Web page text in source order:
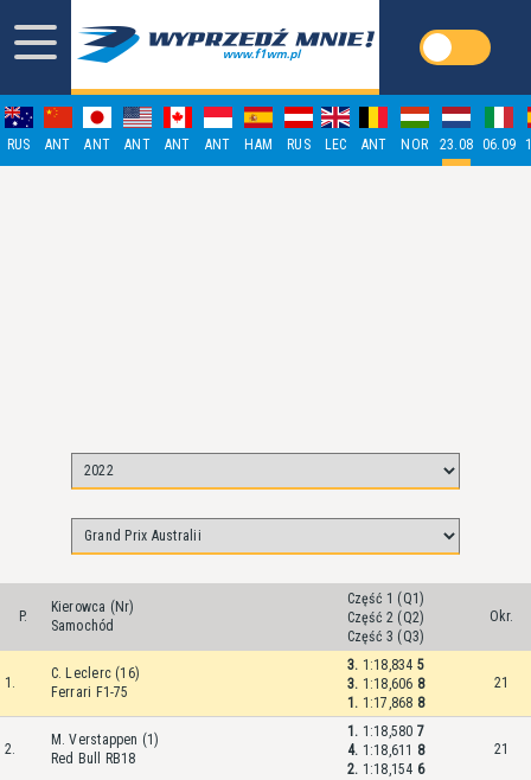
RUS ANT ANT ANT ANT ANT HAM RUS LEC ANT NOR 23.08 06.09
P.
Kierowca (Nr)
Samochód
Część 1 (Q1)
Część 2 (Q2)
Część 3 (Q3)
Okr.
1.
C. Leclerc (16)
Ferrari F1-75
3. 1:18,834 5
3. 1:18,606 8
1. 1:17,868 8
21
2.
M. Verstappen (1)
Red Bull RB18
1. 1:18,580 7
4. 1:18,611 8
2. 1:18,154 6
21